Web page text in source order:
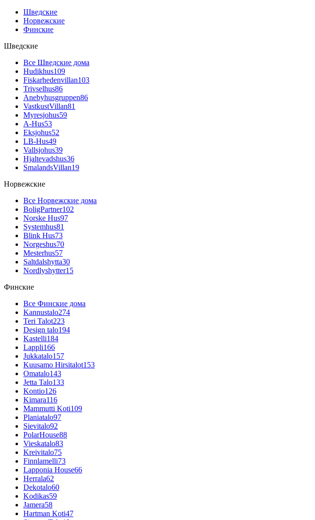
Шведские
Норвежские
Финские
Шведские
Все Шведские дома
Hudikhus109
Fiskarhedenvillan103
Trivselhus86
Anebyhusgruppen86
VastkustVillan81
Myresjohus59
A-Hus53
Eksjohus52
LB-Hus49
Vallsjohus39
Hjaltevadshus36
SmalandsVillan19
Норвежские
Все Норвежские дома
BoligPartner102
Norske Hus97
Systemhus81
Blink Hus73
Norgeshus70
Mesterhus57
Saltdalshytta30
Nordlyshytter15
Финские
Все Финские дома
Kannustalo274
Teri Talot223
Design talo194
Kastelli184
Lappli166
Jukkatalo157
Kuusamo Hirsitalot153
Omatalo143
Jetta Talo133
Kontio126
Kimara116
Mammutti Koti109
Planiatalo97
Sievitalo92
PolarHouse88
Vieskatalo83
Kreivitalo75
Finnlamelli73
Lapponia House66
Herrala62
Dekotalo60
Kodikas59
Jamera58
Hartman Koti47